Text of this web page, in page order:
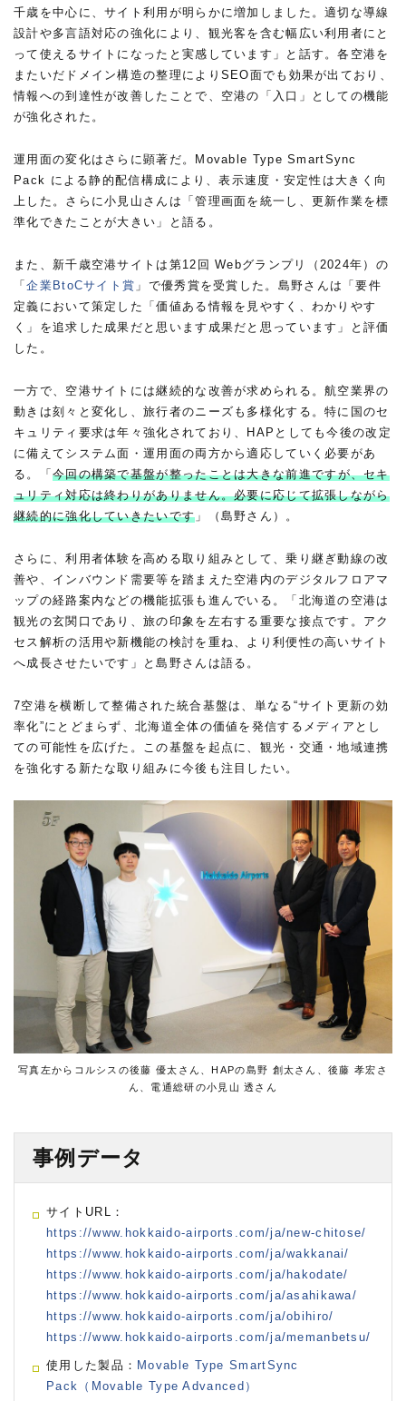
千歳を中心に、サイト利用が明らかに増加しました。適切な導線
設計や多言語対応の強化により、観光客を含む幅広い利用者にと
って使えるサイトになったと実感しています」と話す。各空港を
またいだドメイン構造の整理によりSEO面でも効果が出ており、
情報への到達性が改善したことで、空港の「入口」としての機能
が強化された。
運用面の変化はさらに顕著だ。Movable Type SmartSync
Pack による静的配信構成により、表示速度・安定性は大きく向
上した。さらに小見山さんは「管理画面を統一し、更新作業を標
準化できたことが大きい」と語る。
また、新千歳空港サイトは第12回 Webグランプリ（2024年）の
「企業BtoCサイト賞 」で優秀賞を受賞した。島野さんは「要件
定義において策定した「価値ある情報を見やすく、わかりやす
く」を追求した成果だと思います成果だと思っています」と評価
した。
一方で、空港サイトには継続的な改善が求められる。航空業界の
動きは刻々と変化し、旅行者のニーズも多様化する。特に国のセ
キュリティ要求は年々強化されており、HAPとしても今後の改定
に備えてシステム面・運用面の両方から適応していく必要があ
る。「 今回の構築で基盤が整ったことは大きな前進ですが、セキ
ュリティ対応は終わりがありません。必要に応じて拡張しながら
継続的に強化していきたいです 」（島野さん）。
さらに、利用者体験を高める取り組みとして、乗り継ぎ動線の改
善や、インバウンド需要等を踏まえた空港内のデジタルフロアマ
ップの経路案内などの機能拡張も進んでいる。「北海道の空港は
観光の玄関口であり、旅の印象を左右する重要な接点です。アク
セス解析の活用や新機能の検討を重ね、より利便性の高いサイト
へ成長させたいです」と島野さんは語る。
7空港を横断して整備された統合基盤は、単なる“サイト更新の効
率化”にとどまらず、北海道全体の価値を発信するメディアとし
ての可能性を広げた。この基盤を起点に、観光・交通・地域連携
を強化する新たな取り組みに今後も注目したい。
写真左からコルシスの後藤 優太さん、HAPの島野 創太さん、後藤 孝宏さ
ん、電通総研の小見山 透さん
事例データ
サイトURL：
https://www.hokkaido-airports.com/ja/new-chitose/
https://www.hokkaido-airports.com/ja/wakkanai/
https://www.hokkaido-airports.com/ja/hakodate/
https://www.hokkaido-airports.com/ja/asahikawa/
https://www.hokkaido-airports.com/ja/obihiro/
https://www.hokkaido-airports.com/ja/memanbetsu/
使用した製品： Movable Type SmartSync
Pack（Movable Type Advanced）